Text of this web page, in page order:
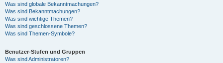
Was sind globale Bekanntmachungen?
Was sind Bekanntmachungen?
Was sind wichtige Themen?
Was sind geschlossene Themen?
Was sind Themen-Symbole?
Benutzer-Stufen und Gruppen
Was sind Administratoren?